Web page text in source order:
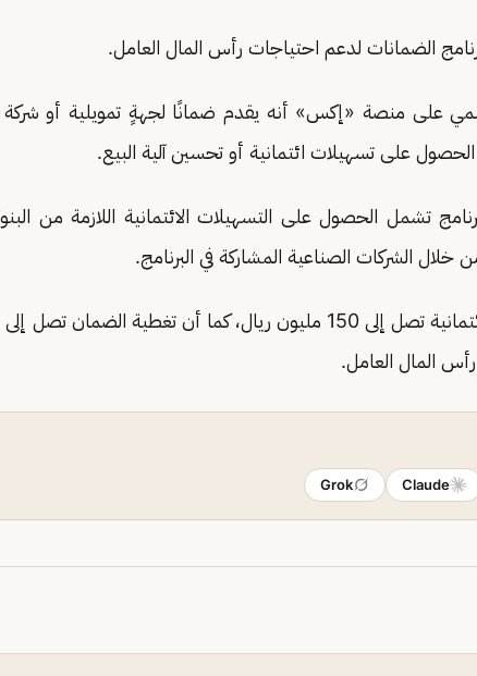
الضمانات لدعم احتياجات رأس المال العامل.
على منصة «إكس» أنه يقدم ضمانًا لجهةٍ تمويلية أو
على تسهيلات ائتمانية أو تحسين آلية البيع.
تشمل الحصول على التسهيلات الائتمانية اللازمة من
خلال الشركات الصناعية المشاركة في البرنامج.
Claude
Grok